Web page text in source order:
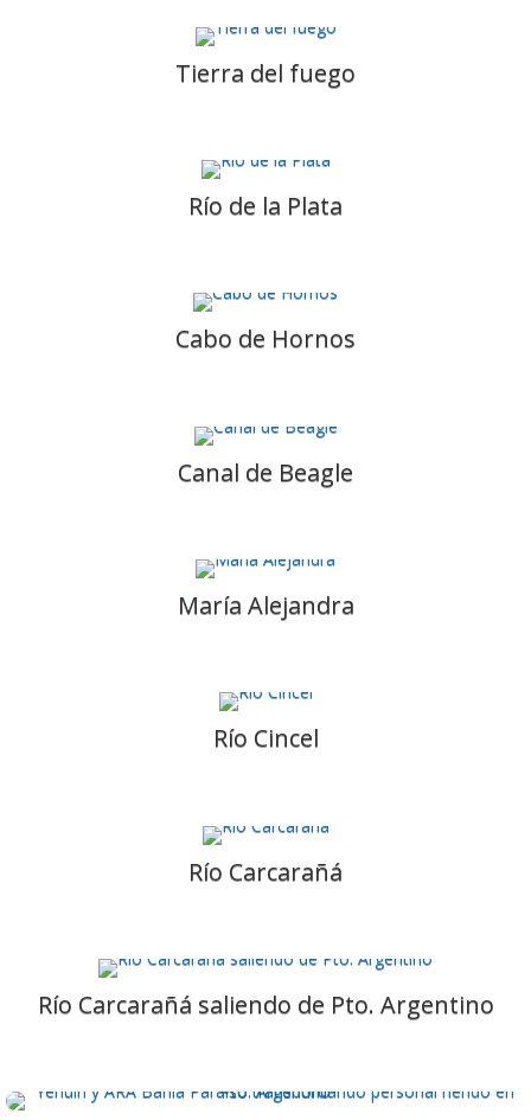
Tierra del fuego
Río de la Plata
Cabo de Hornos
Canal de Beagle
María Alejandra
Río Cincel
Río Carcarañá
Río Carcarañá saliendo de Pto. Argentino